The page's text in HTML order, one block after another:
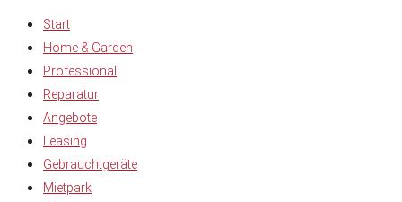
Start
Home & Garden
Professional
Reparatur
Angebote
Leasing
Gebrauchtgeräte
Mietpark